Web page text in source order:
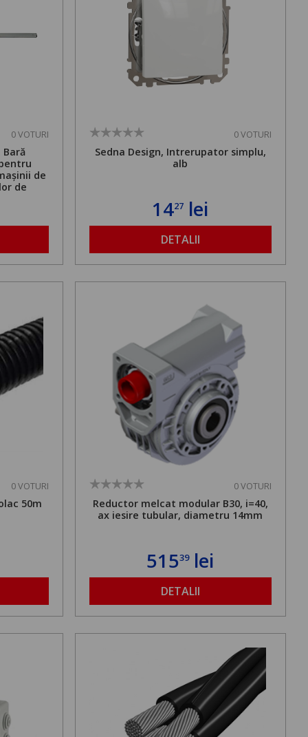
0 VOTURI
de
de
de la
0 VOTURI
Sedna Design, Intrerupator simplu,
alb
1427 lei
DETALII
0 VOTURI
50m
0 VOTURI
Reductor melcat modular B30, i=40,
ax iesire tubular, diametru 14mm
51539lei
DETALII